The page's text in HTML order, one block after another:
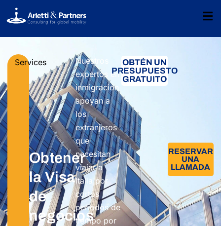
Services
Obtener
la Visa
de
negocios
Nuestros
expertos en
inmigración
apoyan a
los
extranjeros
que
necesitan
viajar a
Italia por
cortos
períodos de
tiempo por
OBTÉN UN
PRESUPUESTO
GRATUITO
RESERVAR
UNA
LLAMADA